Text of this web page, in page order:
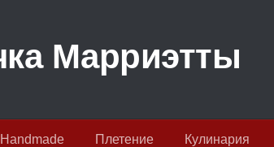
Handmade Плетение Кулинария